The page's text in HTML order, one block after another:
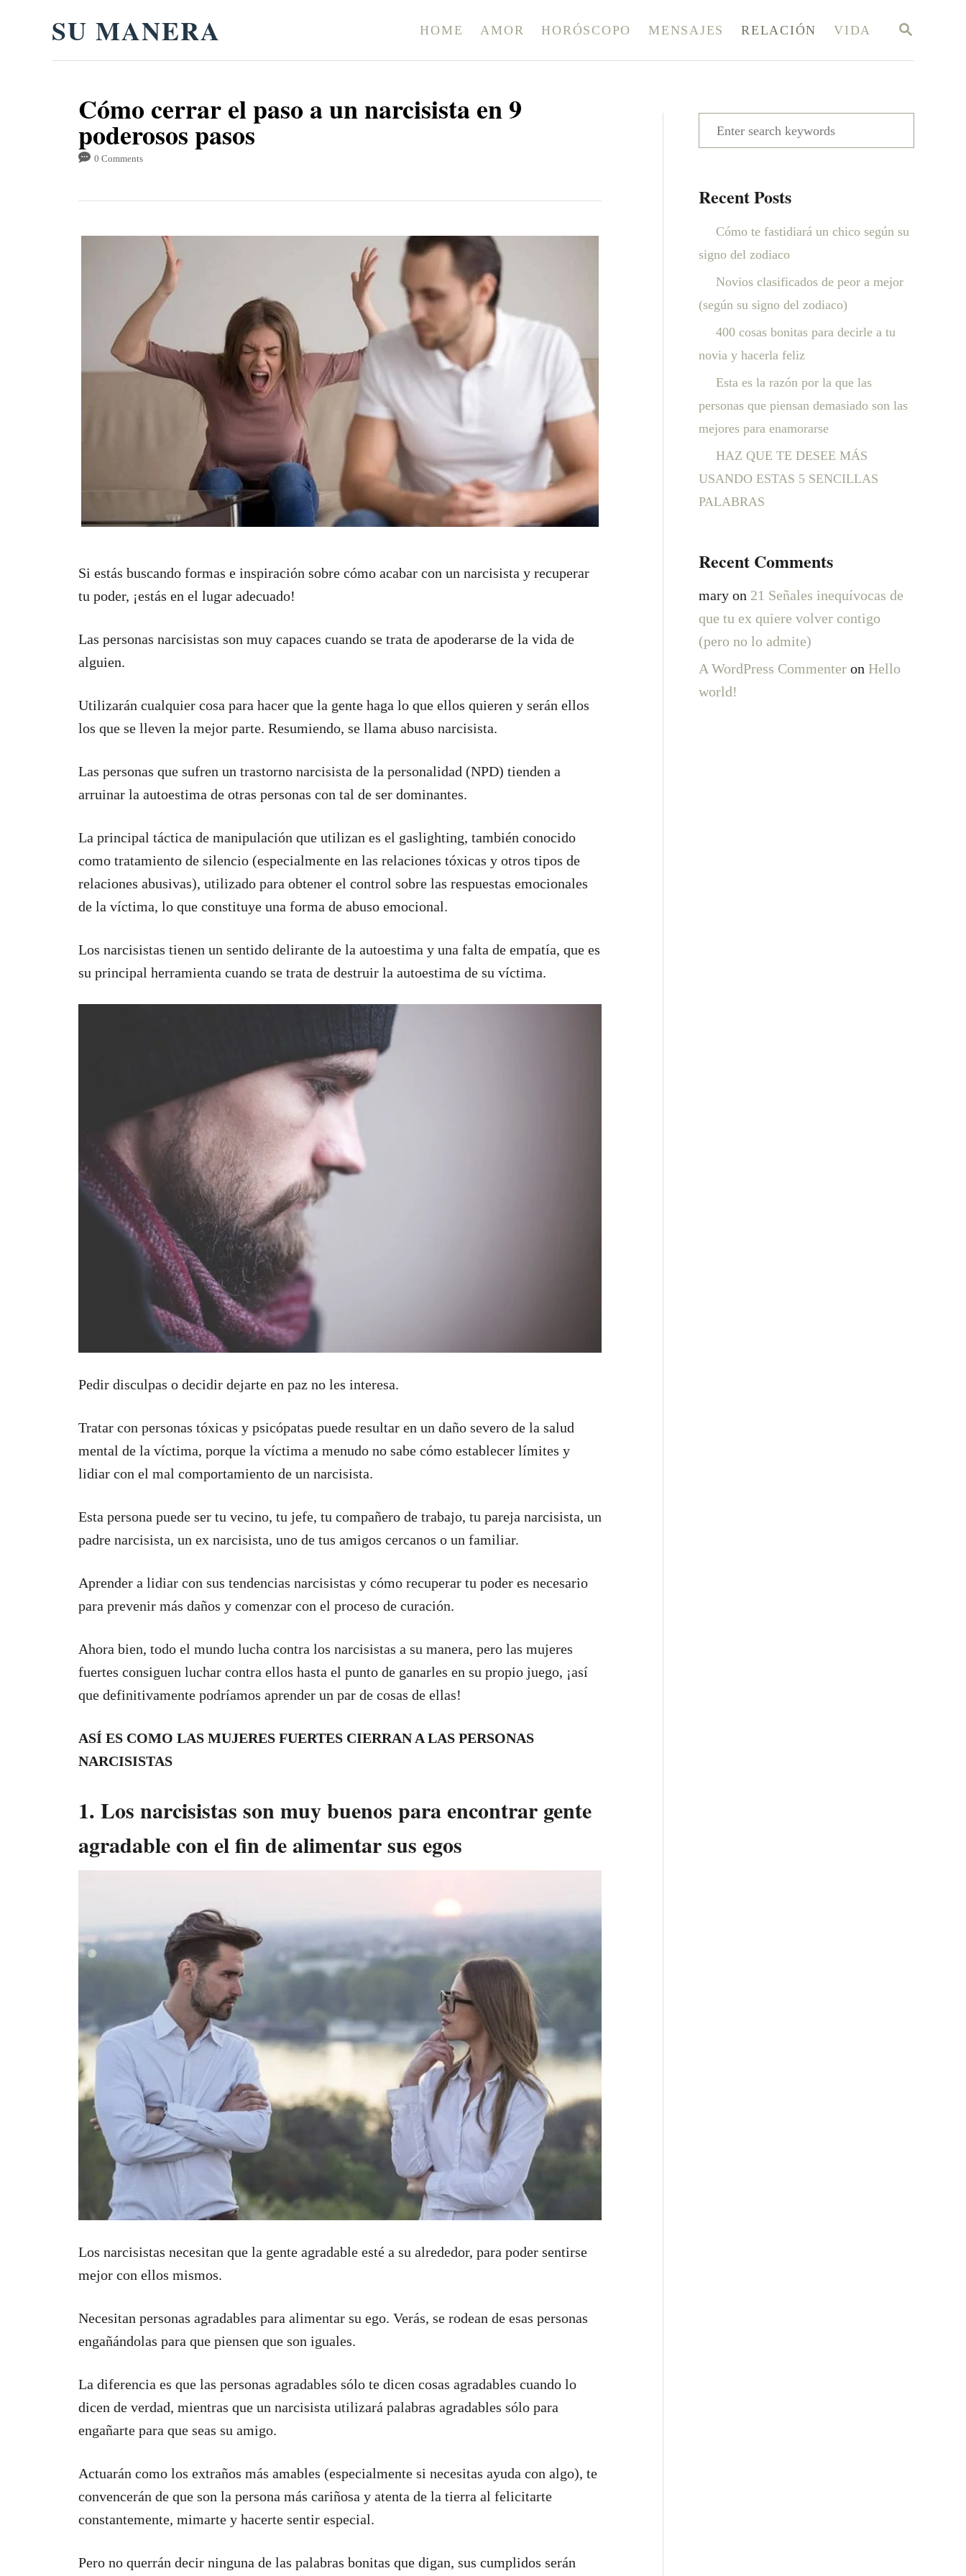
S
SU MANERA HOME AMOR HORÓSCOPO MENSAJES RELACIÓN VIDA
Cómo cerrar el paso a un narcisista en 9
poderosos pasos
0 Comments
Si estás buscando formas e inspiración sobre cómo acabar con un narcisista y recuperar
tu poder, ¡estás en el lugar adecuado!
Las personas narcisistas son muy capaces cuando se trata de apoderarse de la vida de
alguien.
Utilizarán cualquier cosa para hacer que la gente haga lo que ellos quieren y serán ellos
los que se lleven la mejor parte. Resumiendo, se llama abuso narcisista.
Las personas que sufren un trastorno narcisista de la personalidad (NPD) tienden a
arruinar la autoestima de otras personas con tal de ser dominantes.
La principal táctica de manipulación que utilizan es el gaslighting, también conocido
como tratamiento de silencio (especialmente en las relaciones tóxicas y otros tipos de
relaciones abusivas), utilizado para obtener el control sobre las respuestas emocionales
de la víctima, lo que constituye una forma de abuso emocional.
Los narcisistas tienen un sentido delirante de la autoestima y una falta de empatía, que es
su principal herramienta cuando se trata de destruir la autoestima de su víctima.
Pedir disculpas o decidir dejarte en paz no les interesa.
Tratar con personas tóxicas y psicópatas puede resultar en un daño severo de la salud
mental de la víctima, porque la víctima a menudo no sabe cómo establecer límites y
lidiar con el mal comportamiento de un narcisista.
Esta persona puede ser tu vecino, tu jefe, tu compañero de trabajo, tu pareja narcisista, un
padre narcisista, un ex narcisista, uno de tus amigos cercanos o un familiar.
Aprender a lidiar con sus tendencias narcisistas y cómo recuperar tu poder es necesario
para prevenir más daños y comenzar con el proceso de curación.
Ahora bien, todo el mundo lucha contra los narcisistas a su manera, pero las mujeres
fuertes consiguen luchar contra ellos hasta el punto de ganarles en su propio juego, ¡así
que definitivamente podríamos aprender un par de cosas de ellas!
ASÍ ES COMO LAS MUJERES FUERTES CIERRAN A LAS PERSONAS
NARCISISTAS
1. Los narcisistas son muy buenos para encontrar gente
agradable con el fin de alimentar sus egos
Los narcisistas necesitan que la gente agradable esté a su alrededor, para poder sentirse
mejor con ellos mismos.
Necesitan personas agradables para alimentar su ego. Verás, se rodean de esas personas
engañándolas para que piensen que son iguales.
La diferencia es que las personas agradables sólo te dicen cosas agradables cuando lo
dicen de verdad, mientras que un narcisista utilizará palabras agradables sólo para
engañarte para que seas su amigo.
Actuarán como los extraños más amables (especialmente si necesitas ayuda con algo), te
convencerán de que son la persona más cariñosa y atenta de la tierra al felicitarte
constantemente, mimarte y hacerte sentir especial.
Pero no querrán decir ninguna de las palabras bonitas que digan, sus cumplidos serán
e
r
f
r
Recent Posts
Cómo te fastidiará un chico según su
signo del zodiaco
Novios clasificados de peor a mejor
(según su signo del zodiaco)
400 cosas bonitas para decirle a tu
novia y hacerla feliz
Esta es la razón por la que las
personas que piensan demasiado son las
mejores para enamorarse
HAZ QUE TE DESEE MÁS
USANDO ESTAS 5 SENCILLAS
PALABRAS
Recent Comments
maryon 21 Señales inequívocas de
que tu ex quiere volver contigo
(pero no lo admite)
A WordPress Commenteron Hello
world!